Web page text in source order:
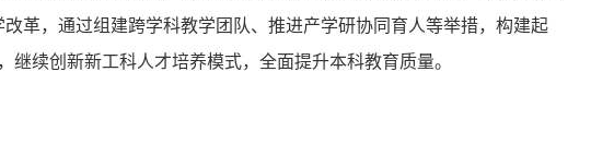
革，通过组建跨学科教学团队、推进产学研协同育人等举措，构建起
续创新新工科人才培养模式，全面提升本科教育质量。